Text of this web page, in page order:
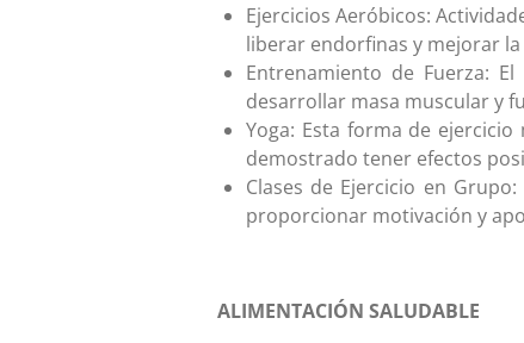
Ejercicios Aeróbicos:
liberar endorfinas y mejorar
Entrenamiento de Fuerza:
desarrollar masa muscular y
Yoga: Esta forma de
demostrado tener efectos
Clases de Ejercicio en
proporcionar motivación y
ALIMENTACIÓN SALUDABLE